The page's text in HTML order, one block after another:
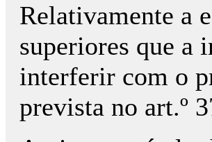
Relativamente a
superiores que a
interferir com o
prevista no art.º